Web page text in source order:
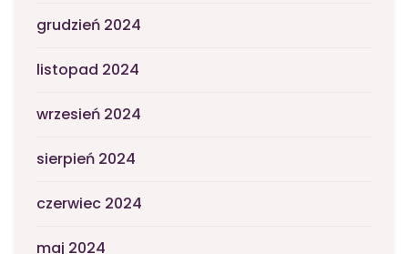
grudzień 2024
listopad 2024
wrzesień 2024
sierpień 2024
czerwiec 2024
maj 2024